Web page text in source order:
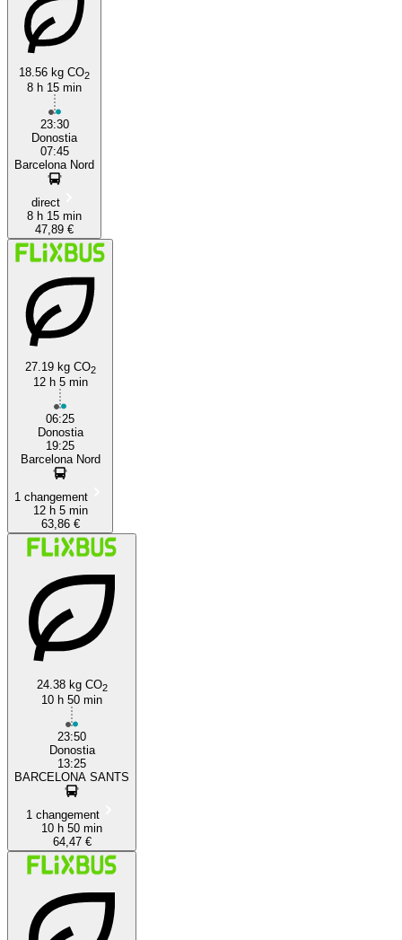
18.56 kg CO2
8 h 15 min
23:30
Donostia
07:45
Barcelona Nord
direct
8 h 15 min
47,89 €
27.19 kg CO2
12 h 5 min
06:25
Donostia
19:25
Barcelona Nord
1 changement
12 h 5 min
63,86 €
24.38 kg CO2
10 h 50 min
23:50
Donostia
13:25
BARCELONA SANTS
1 changement
10 h 50 min
64,47 €